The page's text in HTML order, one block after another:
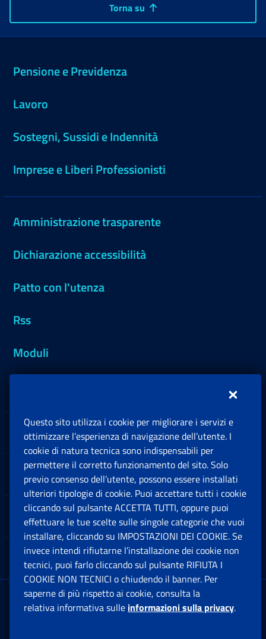
Torna su
Pensione e Previdenza
Lavoro
Sostegni, Sussidi e Indennità
Imprese e Liberi Professionisti
Amministrazione trasparente
Dichiarazione accessibilità
Patto con l'utenza
Rss
Moduli
Sedi e Contatti
Software
Note Legali
App mobile
Sede Legale : Via Ciro il Grande, 21
00144 Roma
Questo sito utilizza i cookie per migliorare i servizi e
ottimizzare l’esperienza di navigazione dell’utente. I
cookie di natura tecnica sono indispensabili per
permettere il corretto funzionamento del sito. Solo
previo consenso dell’utente, possono essere installati
ulteriori tipologie di cookie. Puoi accettare tutti i cookie
cliccando sul pulsante ACCETTA TUTTI, oppure puoi
effettuare le tue scelte sulle singole categorie che vuoi
installare, cliccando su IMPOSTAZIONI DEI COOKIE. Se
invece intendi rifiutarne l’installazione dei cookie non
tecnici, puoi farlo cliccando sul pulsante RIFIUTA I
COOKIE NON TECNICI o chiudendo il banner. Per
saperne di più rispetto ai cookie, consulta la
relativa informativa sulle informazioni sulla privacy.